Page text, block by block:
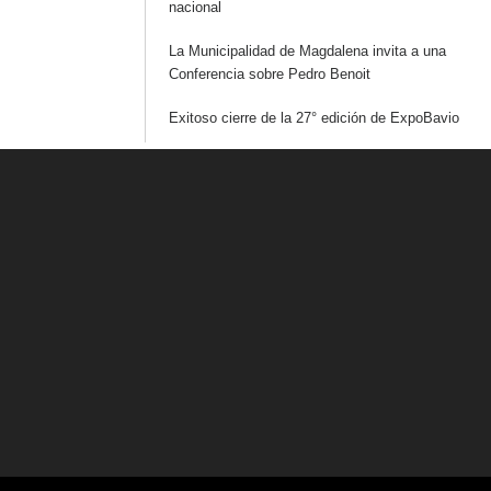
nacional
La Municipalidad de Magdalena invita a una
Conferencia sobre Pedro Benoit
Exitoso cierre de la 27° edición de ExpoBavio